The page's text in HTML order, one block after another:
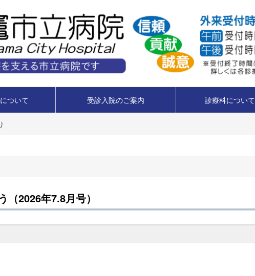
ついて 受診入院のご案内 診療科について
（2026年7.8月号）